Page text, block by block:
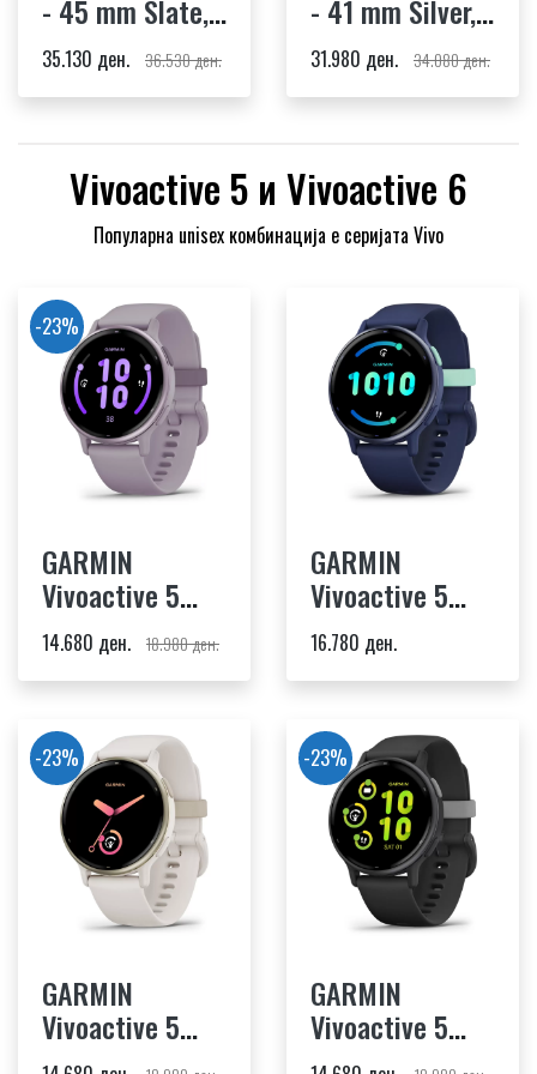
- 45 mm Slate,
Black Silicone
Band & Brown
Leather Band
35.130 ден. 36.530 ден.
- 41 mm Silver,
Periwinkle
Silicone Band
31.980 ден. 34.080 ден.
Vivoactive 5 и Vivoactive 6
Популарна unisex комбинација е серијата Vivo
-23%
GARMIN
Vivoactive 5
metallic orchid
14.680 ден. 18.980 ден.
GARMIN
Vivoactive 5
metallic navy
16.780 ден.
-23%
GARMIN
Vivoactive 5
cream gold
-23%
GARMIN
Vivoactive 5
black slate